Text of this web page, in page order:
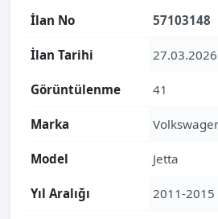
İlan No 57103148
İlan Tarihi 27.03.2026
Görüntülenme 41
Marka
Model Jetta
Yıl Aralığı 2011-2015